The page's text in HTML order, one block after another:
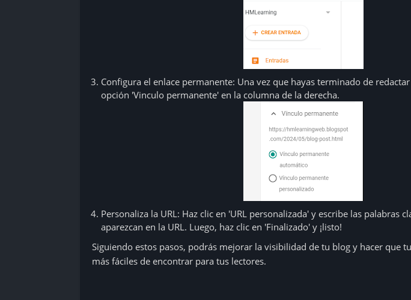
Configura el enlace permanente: Una vez que hayas terminado de
opción 'Vinculo permanente' en la columna de la derecha.
Personaliza la URL: Haz clic en 'URL personalizada' y escribe las palabras
aparezcan en la URL. Luego, haz clic en 'Finalizado' y ¡listo!
Siguiendo estos pasos, podrás mejorar la visibilidad de tu blog y hacer que
más fáciles de encontrar para tus lectores.